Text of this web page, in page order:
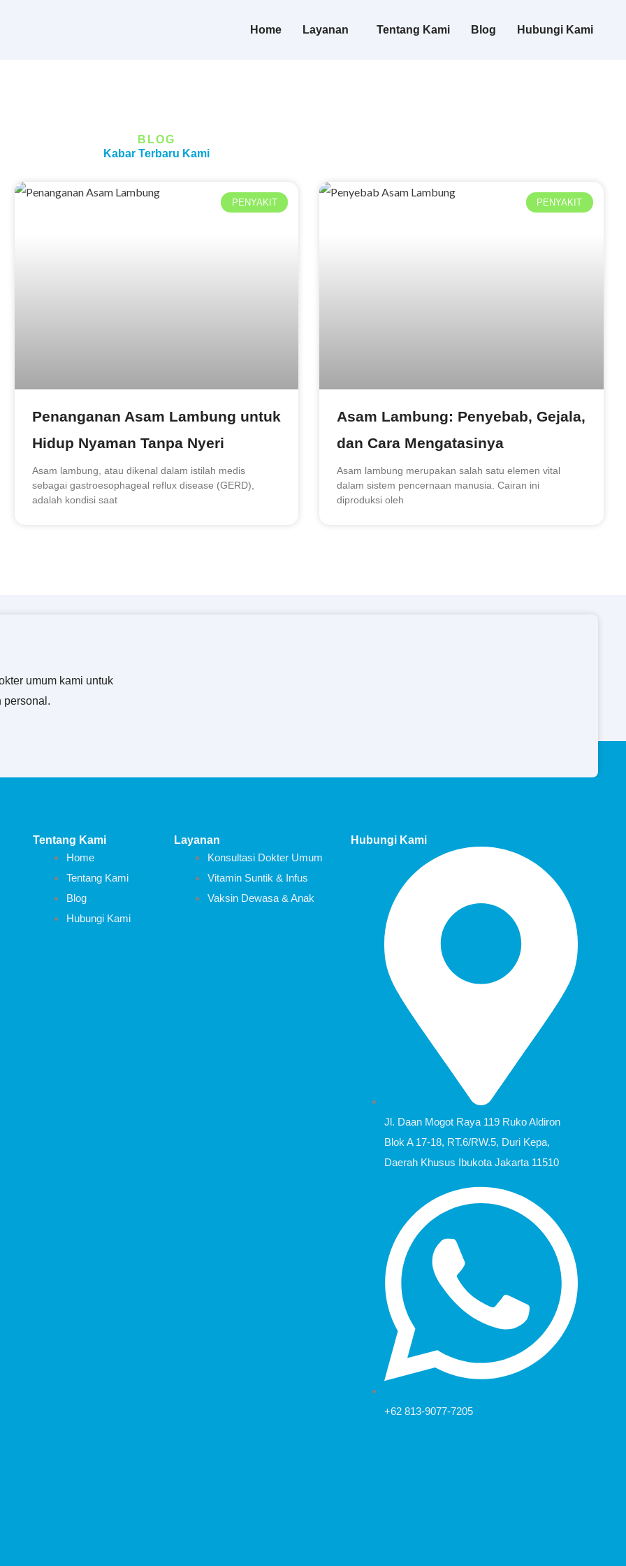
Home Layanan Tentang Kami Blog Hubungi Kami
BLOG
Kabar Terbaru Kami
PENYAKIT
Penanganan Asam Lambung untuk
Hidup Nyaman Tanpa Nyeri
Asam lambung, atau dikenal dalam istilah medis
sebagai gastroesophageal reflux disease (GERD),
adalah kondisi saat
PENYAKIT
Asam Lambung: Penyebab, Gejala,
dan Cara Mengatasinya
Asam lambung merupakan salah satu elemen vital
dalam sistem pencernaan manusia. Cairan ini
diproduksi oleh
umum kami untuk
personal.
Tentang Kami
Home
Tentang Kami
Blog
Hubungi Kami
Layanan
Konsultasi Dokter Umum
Vitamin Suntik & Infus
Vaksin Dewasa & Anak
Hubungi Kami
Jl. Daan Mogot Raya 119 Ruko Aldiron
Blok A 17-18, RT.6/RW.5, Duri Kepa,
Daerah Khusus Ibukota Jakarta 11510
+62 813-9077-7205